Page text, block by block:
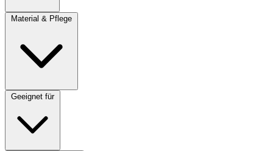
Material & Pflege
Geeignet für